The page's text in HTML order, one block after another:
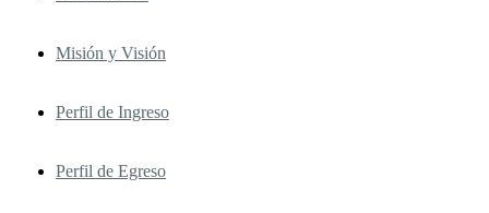
Misión y Visión
Perfil de Ingreso
Perfil de Egreso